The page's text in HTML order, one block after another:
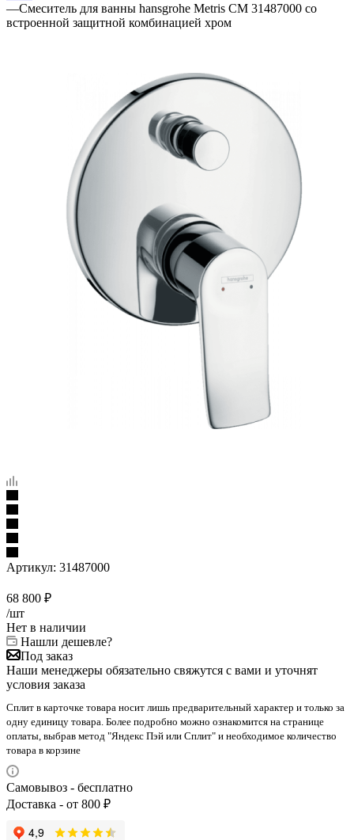
—Смеситель для ванны hansgrohe Metris СМ 31487000 со
встроенной защитной комбинацией хром
Артикул: 31487000
68 800 ₽
/шт
Нет в наличии
Нашли дешевле?
Под заказ
Наши менеджеры обязательно свяжутся с вами и уточнят
условия заказа
Сплит в карточке товара носит лишь предварительный характер и только за
одну единицу товара. Более подробно можно ознакомится на странице
оплаты, выбрав метод "Яндекс Пэй или Сплит" и необходимое количество
товара в корзине
Самовывоз - бесплатно
Доставка - от 800 ₽